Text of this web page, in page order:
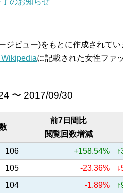
ビュー)をもとに作成されてい
に記載された女性ファ
〜 2017/09/30
前7日間比
閲覧回数増減
106 +158.54%
105 -23.36%
104 -1.89%